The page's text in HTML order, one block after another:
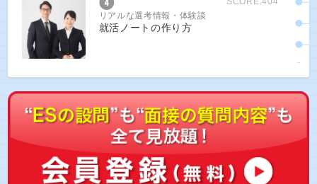
リアルな選考情報・体験談
就活ノートの作り方